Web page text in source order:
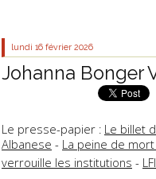
lundi 16 février 2026
Johanna Bonger
Le presse-papier : Le billet
Albanese - La peine de
verrouille les institutions -